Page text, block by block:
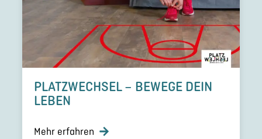
PLATZ­WECH­SEL – BEWEGE DEIN
LEBEN
Mehr erfahren